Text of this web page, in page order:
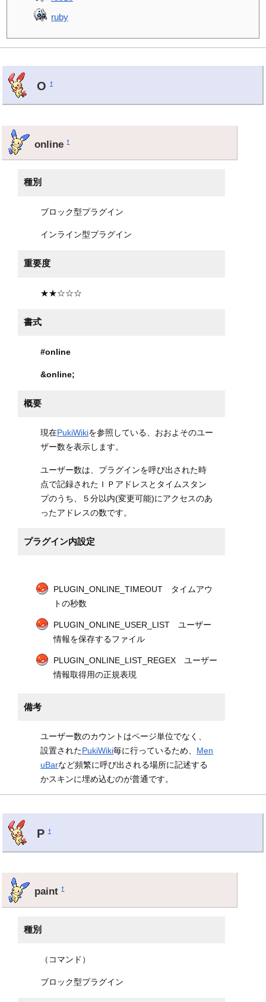
ruby
O†
online†
種別
ブロック型プラグイン
インライン型プラグイン
重要度
★★☆☆☆
書式
#online
&online;
概要
現在PukiWikiを参照している、おおよそのユー
ザー数を表示します。
ユーザー数は、プラグインを呼び出された時
点で記録されたＩＰアドレスとタイムスタン
プのうち、５分以内(変更可能)にアクセスのあ
ったアドレスの数です。
プラグイン内設定
PLUGIN_ONLINE_TIMEOUT タイムアウ
トの秒数
PLUGIN_ONLINE_USER_LIST ユーザー
情報を保存するファイル
PLUGIN_ONLINE_LIST_REGEX ユーザー
情報取得用の正規表現
備考
ユーザー数のカウントはページ単位でなく、
設置されたPukiWiki毎に行っているため、 Men
uBarなど頻繁に呼び出される場所に記述する
かスキンに埋め込むのが普通です。
P†
paint†
種別
（コマンド）
ブロック型プラグイン